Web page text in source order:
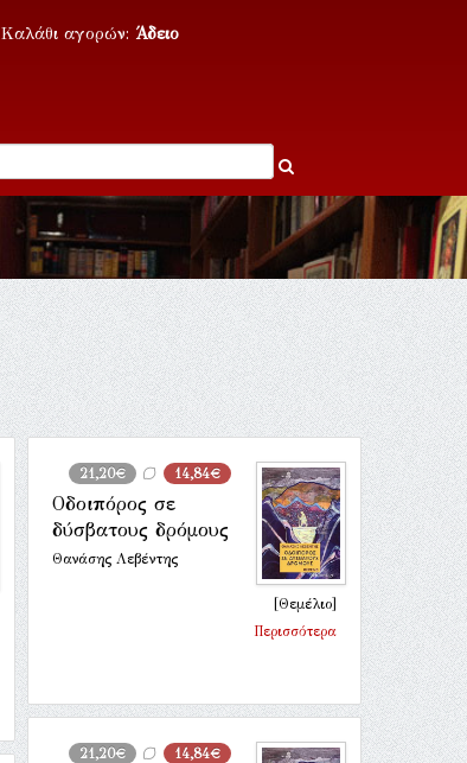
Καλάθι αγορών: Άδειο
21,20€ 14,84€
Οδοιπόρος σε
δύσβατους δρόμους
Θανάσης Λεβέντης
[Θεμέλιο]
Περισσότερα
21,20€ 14,84€